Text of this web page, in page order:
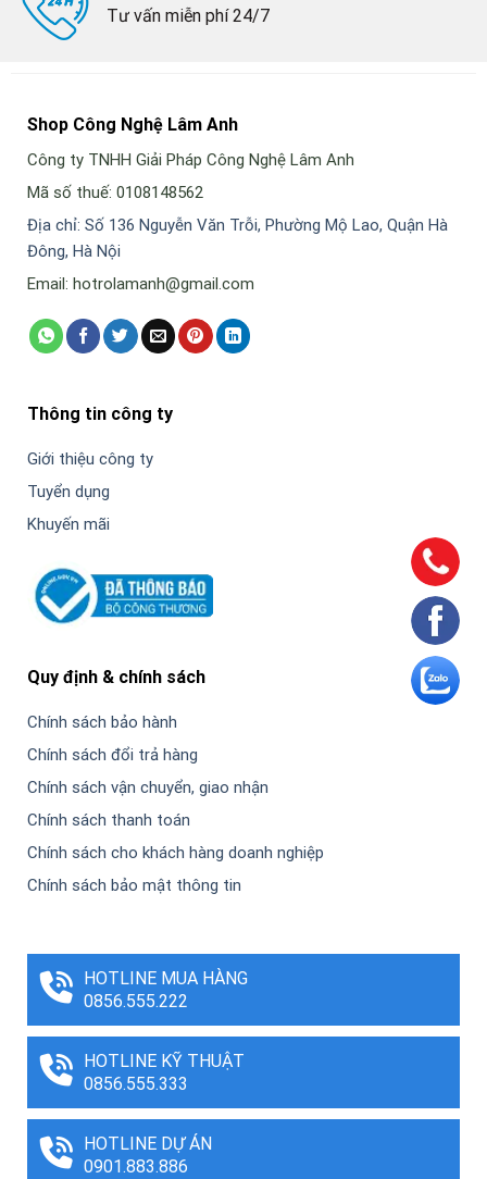
Tư vấn miễn phí 24/7
Shop Công Nghệ Lâm Anh
Công ty TNHH Giải Pháp Công Nghệ Lâm Anh
Mã số thuế: 0108148562
Địa chỉ: Số 136 Nguyễn Văn Trỗi, Phường Mộ Lao, Quận Hà
Đông, Hà Nội
Email: hotrolamanh@gmail.com
Thông tin công ty
Giới thiệu công ty
Tuyển dụng
Khuyến mãi
Quy định & chính sách
Chính sách bảo hành
Chính sách đổi trả hàng
Chính sách vận chuyển, giao nhận
Chính sách thanh toán
Chính sách cho khách hàng doanh nghiệp
Chính sách bảo mật thông tin
HOTLINE MUA HÀNG
0856.555.222
HOTLINE KỸ THUẬT
0856.555.333
HOTLINE DỰ ÁN
0901.883.886